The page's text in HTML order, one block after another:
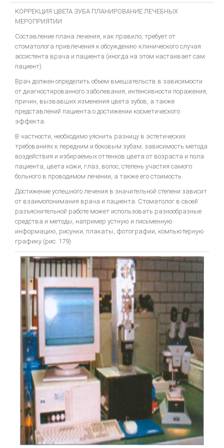
КЛИНИЧЕСКАЯ ОРТОПЕДИЧЕСКАЯ СТОМАТОЛОГИЯ
Стоматологическое обслуживание в Европе
ВОССТАНОВЛЕНИЕ КОНТАКТНЫХ ОБЛАСТЕЙ ЗУБОВ С ПОМОШЬЮ
МАТРИЧНЫХ СИСТЕМ
Ошибки в ортопедической стоматологии
Техника фрезерования.
ОДОНТОПРЕПАРИРОВАНИЕ ПРИ ВОССТАНОВЛЕНИИ ДЕФЕКТОВ
ТВЕРДЫХ ТКАНЕЙ ЗУБОВ ВКЛАДКАМИ
Ортопедическая стоматология
Руководство для зубных техников.
Фундаментальные вопросы
ЦВЕТОВЕДЕНИЕ В ЭСТЕТИЧЕСКОЙ СТОМАТОЛОГИИ
ДЕВИЗ ШОФУ- КАЧЕСТВО!
Систематизированная механика ортодонтического лечения
ON-LINE ВИДЕО
МОДЕЛИРОВАНИЕ
Принципы анатомического воскового моделирования
Художественное моделирование и реставрация зубов
Анатомическая форма жевательной поверхности
Общие моделирование
Восковое моделирование окклюзионных поверхностей зубов
Техника моделирования металлокерамического зубного протеза
Моделирование окклюзионной поверхности искусственных
коронок, пломб и вкладок
ПАРАЛЛЕЛОМЕТРИЯ В ОРТОПЕДИЧЕСКОЙ СТОМАТОЛОГИИ
КОРРЕКЦИЯ ЦВЕТА ЗУБА ПЛАНИРОВАНИЕ ЛЕЧЕБНЫХ
МЕРОПРИЯТИИ
Составление плана лечения, как правило, требует от
стоматолога привлечения к обсуждению клинического случая
ассистента врача и пациента (иногда на этом настаивает сам
пациент).
Врач должен определить объем вмешательств в зависимости
от диагностированного заболевания, интенсивности поражения,
причин, вызвавших изменения цвета зубов, а также
представлений пациента о достижении косметического
эффекта.
В частности, необходимо уяснить разницу в эстетических
требованиях к передним и боковым зубам, зависимость метода
воздействия и избираемых оттенков цвета от возраста и пола
пациента, цвета кожи, глаз, волос, степень участия самого
больного в проводимом лечении, а также его стоимость.
Достижение успешного лечения в значительной степени зависит
от взаимопонимания врача и пациента. Стоматолог в своей
разъяснительной работе может использовать разнообразные
средства и методы, например устную и письменную
информацию, рисунки, плакаты, фотографии, компьютерную
графику (рис. 179).